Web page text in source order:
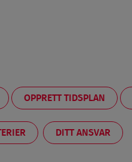
OPPRETT TIDSPLAN
DITT ANSVAR